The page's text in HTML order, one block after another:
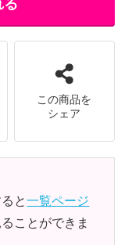
る
この商品を
シェア
と一覧ページ
ことができま